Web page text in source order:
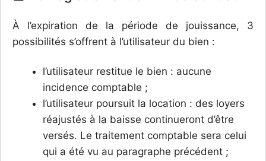
À l’expiration de la période de jouissance, 3
possibilités s’offrent à l’utilisateur du bien :
l’utilisateur restitue le bien : aucune
incidence comptable ;
l’utilisateur poursuit la location : des loyers
réajustés à la baisse continueront d’être
versés. Le traitement comptable sera celui
qui a été vu au paragraphe précédent ;